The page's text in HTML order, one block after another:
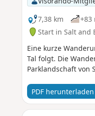
7,38 km
+83
Start in Salt and
Eine kurze
Tal folgt. Die
Parklandschaft von
PDF herunterladen